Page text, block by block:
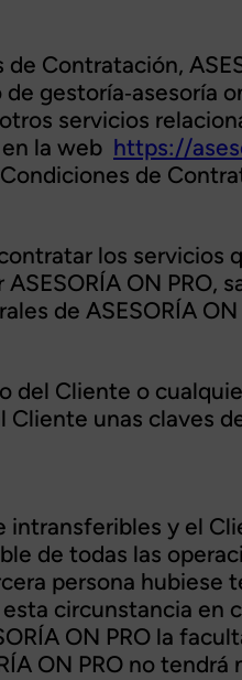
Contratación,
gestoría‐asesoría
servicios
la web https://
de
los
ON
de ASESORÍA
del Cliente o
Cliente unas claves
intransferibles y el
de todas las
persona hubiese
circunstancia en
ON PRO la
ON PRO no